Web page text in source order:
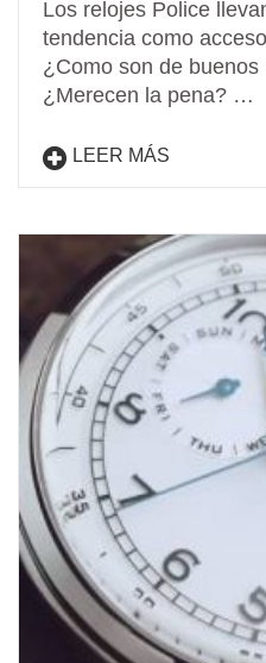
Los relojes Police
tendencia como
¿Como son de buenos
¿Merecen la pena? …
LEER MÁS